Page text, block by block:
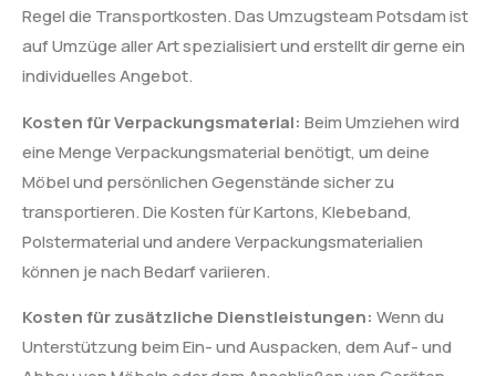
Regel die Transportkosten. Das Umzugsteam Potsdam ist
auf Umzüge aller Art spezialisiert und erstellt dir gerne ein
individuelles Angebot.
Kosten für Verpackungsmaterial: Beim Umziehen wird
eine Menge Verpackungsmaterial benötigt, um deine
Möbel und persönlichen Gegenstände sicher zu
transportieren. Die Kosten für Kartons, Klebeband,
Polstermaterial und andere Verpackungsmaterialien
können je nach Bedarf variieren.
Kosten für zusätzliche Dienstleistungen: Wenn du
Unterstützung beim Ein- und Auspacken, dem Auf- und